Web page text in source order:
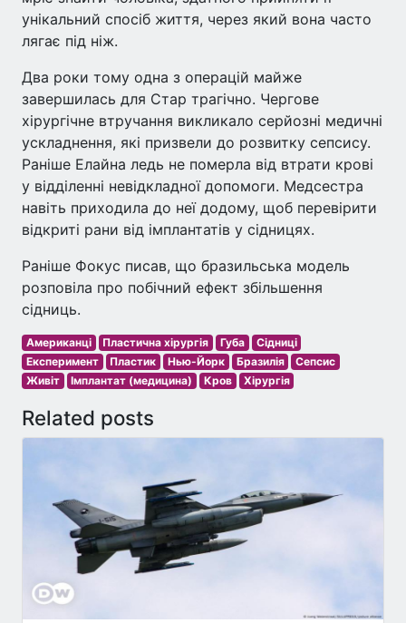
унікальний спосіб життя, через який вона часто
лягає під ніж.
Два роки тому одна з операцій майже
завершилась для Стар трагічно. Чергове
хірургічне втручання викликало серйозні медичні
ускладнення, які призвели до розвитку сепсису.
Раніше Елайна ледь не померла від втрати крові
у відділенні невідкладної допомоги. Медсестра
навіть приходила до неї додому, щоб перевірити
відкриті рани від імплантатів у сідницях.
Раніше Фокус писав, що бразильська модель
розповіла про побічний ефект збільшення
сідниць.
Американці Пластична хірургія Губа
Сідниці
Експеримент
Пластик Нью-Йорк Бразилія
Сепсис
Живіт
Імплантат (медицина) Кров Хірургія
Related posts